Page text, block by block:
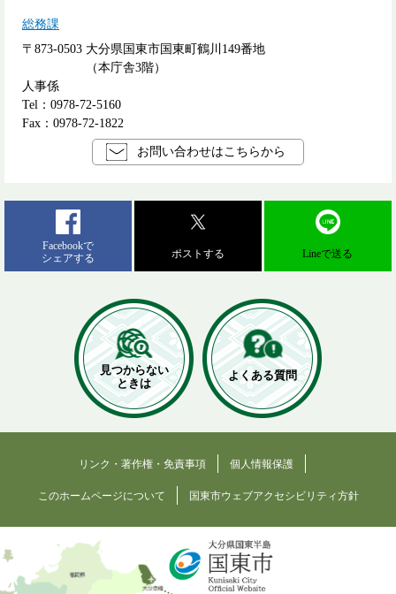
総務課
〒873-0503 大分県国東市国東町鶴川149番地
（本庁舎3階）
人事係
Tel：0978-72-5160
Fax：0978-72-1822
お問い合わせはこちらから
Facebookで
シェアする
ポストする Lineで送る
見つからない
ときは
よくある質問
リンク・著作権・免責事項 個人情報保護
このホームページについて 国東市ウェブアクセシビリティ方針